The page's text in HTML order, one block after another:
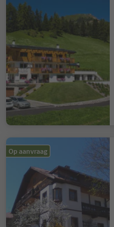
Op aanvraag